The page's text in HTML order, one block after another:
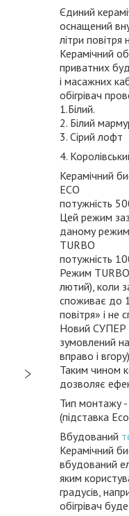
Єдиний
оснащений
літри
Керамічний
приватних
і масажних
обігрівач
1.Білий.
2. Білий
3. Сірий лофт
4.
Керамічний
ECO
потужність
Цей режим
даному
TURBO
потужність
Режим TURBO
лютий), коли
споживає до
повітря» і
Новий СУПЕР
зумовлений
вправо і
Таким чином
дозволяє
Тип монтажу -
(підставка
Вбудований
Керамічний
вбудований
яким
градусів,
обігрівач